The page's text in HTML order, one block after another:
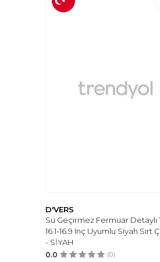
D'VERS
Su Geçirmez Fermuar Detaylı
16.1-16.9 Inç Uyumlu Siyah Sırt
- SİYAH
0.0 (0)